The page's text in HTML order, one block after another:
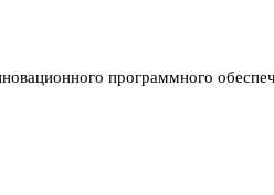
программного